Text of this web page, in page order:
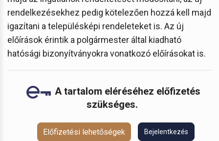
rendelkezésekhez pedig kötelezően hozzá kell majd
igazítani a településképi rendeleteket is. Az új
előírások érintik a polgármester által kiadható
hatósági bizonyítványokra vonatkozó előírásokat is.
A tartalom eléréséhez előfizetés
szükséges.
Előfizetési lehetőségek Bejelentkezés